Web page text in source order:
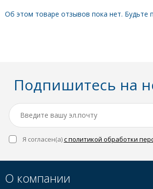
Об этом товаре отзывов пока нет. Будьте
Подпишитесь на
Я согласен(a)с политикой обработки
О компании